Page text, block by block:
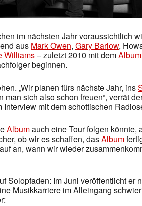
im nächsten Jahr voraussichtlich
aus Mark Owen, Gary Barlow,
Williams– zuletzt 2010 mit demAlbum
beginnen.
„Wir planen fürs nächste Jahr, ins
man sich also schon freuen“, verrät
mit dem schottischen
Albumauch eine Tour folgen könnte,
ob wir es schaffen, dasAlbum
an, wann wir wieder
Solopfaden: Im Juni veröffentlicht er
Musikkarriere im Alleingang